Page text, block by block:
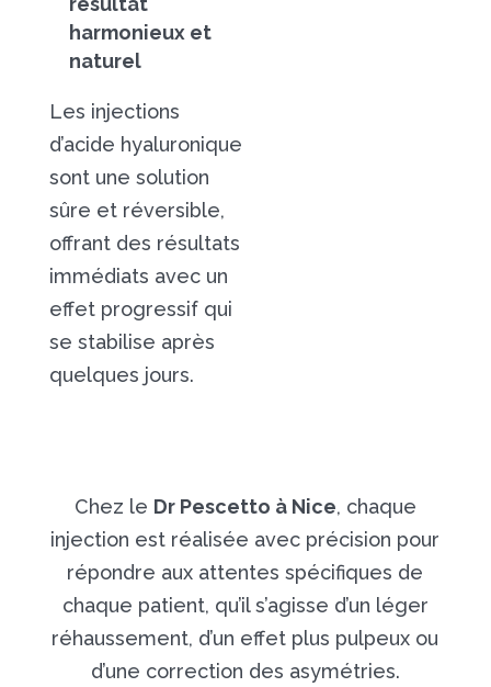
harmonieux et
naturel
Les injections
d’acide hyaluronique
sont une solution
sûre et réversible,
offrant des résultats
immédiats avec un
effet progressif qui
se stabilise après
quelques jours.
Chez le Dr Pescetto à Nice, chaque
injection est réalisée avec précision pour
répondre aux attentes spécifiques de
chaque patient, qu’il s’agisse d’un léger
réhaussement, d’un effet plus pulpeux ou
d’une correction des asymétries.